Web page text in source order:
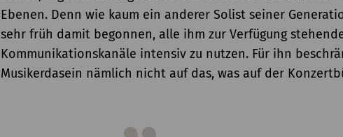
Ebenen. Denn wie kaum ein anderer Solist seiner
sehr früh damit begonnen, alle ihm zur Verfügung
Kommunikationskanäle intensiv zu nutzen. Für ihn
Musikerdasein nämlich nicht auf das, was auf der